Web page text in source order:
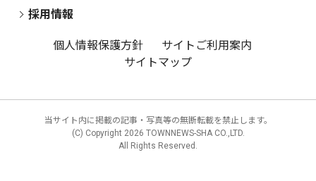
採用情報
個人情報保護方針
サイトご利用案内
サイトマップ
当サイト内に掲載の記事・写真等の無断転載を禁止します。
(C) Copyright 2026 TOWNNEWS-SHA CO.,LTD.
All Rights Reserved.